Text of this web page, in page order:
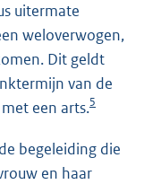
uitermate
weloverwogen,
Dit geldt
van de
een arts.5
begeleiding die
en haar